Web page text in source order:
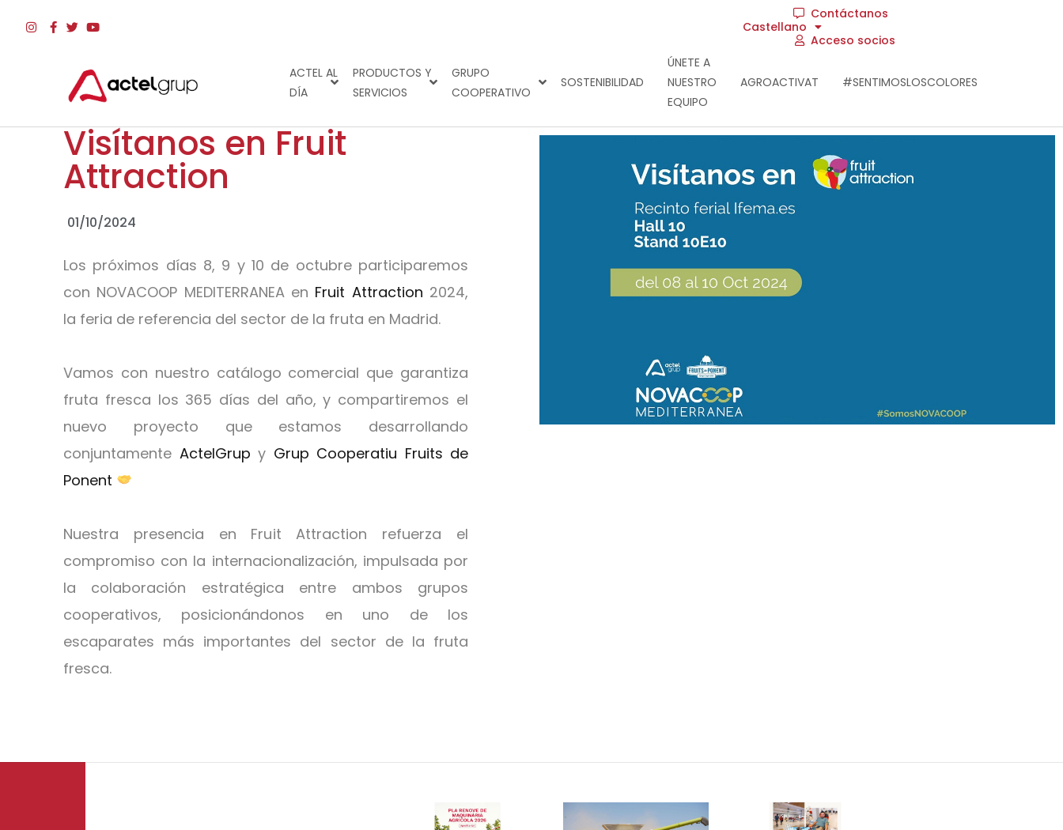
Castellano
Contáctanos
Acceso socios
ACTEL AL
DÍA
PRODUCTOS Y
SERVICIOS
GRUPO
COOPERATIVO
SOSTENIBILIDAD
ÚNETE A
NUESTRO
EQUIPO
AGROACTIVAT #SENTIMOSLOSCOLORES
Visítanos en Fruit
Attraction
01/10/2024
Los próximos días 8, 9 y 10 de octubre participaremos
con NOVACOOP MEDITERRANEA en Fruit Attraction 2024,
la feria de referencia del sector de la fruta en Madrid.
Vamos con nuestro catálogo comercial que garantiza
fruta fresca los 365 días del año, y compartiremos el
nuevo proyecto que estamos desarrollando
conjuntamente ActelGrup y Grup Cooperatiu Fruits de
Ponent
Nuestra presencia en Fruit Attraction refuerza el
compromiso con la internacionalización, impulsada por
la colaboración estratégica entre ambos grupos
cooperativos, posicionándonos en uno de los
escaparates más importantes del sector de la fruta
fresca.